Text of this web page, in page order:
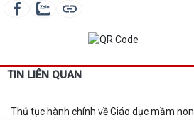
TIN LIÊN QUAN
Thủ tục hành chính về Giáo dục mầm non